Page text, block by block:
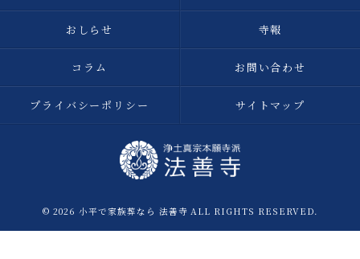
おしらせ 寺報
コラム お問い合わせ
プライバシーポリシー サイトマップ
© 2026 小平で家族葬なら 法善寺 ALL RIGHTS RESERVED.